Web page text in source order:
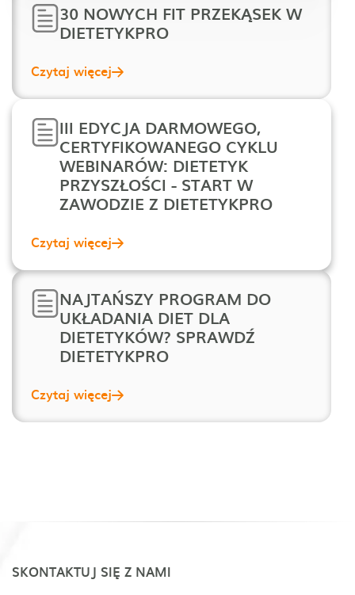
30 NOWYCH FIT PRZEKĄSEK W
DIETETYKPRO
Czytaj więcej
III EDYCJA DARMOWEGO,
CERTYFIKOWANEGO CYKLU
WEBINARÓW: DIETETYK
PRZYSZŁOŚCI - START W
ZAWODZIE Z DIETETYKPRO
Czytaj więcej
NAJTAŃSZY PROGRAM DO
UKŁADANIA DIET DLA
DIETETYKÓW? SPRAWDŹ
DIETETYKPRO
Czytaj więcej
SKONTAKTUJ SIĘ Z NAMI